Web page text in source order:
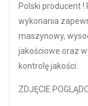
Polski producent !
wykonania
maszynowy,
jakościowe oraz
kontrolę jakości.
ZDJĘCIE